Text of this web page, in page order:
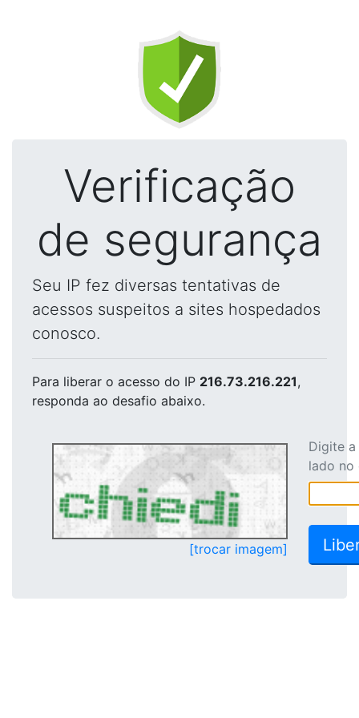
Verificação
de segurança
Seu IP fez diversas tentativas de
acessos suspeitos a sites hospedados
conosco.
Para liberar o acesso do IP 216.73.216.221,
responda ao desafio abaixo.
[trocar imagem]
Digite
lado no